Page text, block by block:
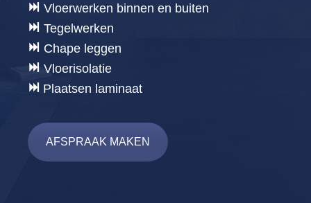
Vloerwerken binnen en buiten
Tegelwerken
Chape leggen
Vloerisolatie
Plaatsen laminaat
AFSPRAAK MAKEN